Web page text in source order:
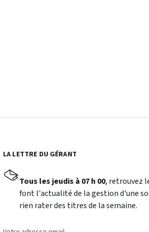
LA LETTRE DU GÉRANT
Tous les jeudis à 07 h 00, retrouvez
font l'actualité de la gestion d'une
rien rater des titres de la semaine.